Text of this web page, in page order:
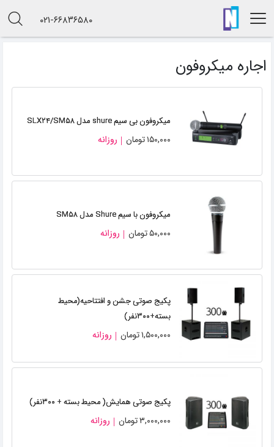
۰۲۱-۶۶۸۳۶۵۸۰
اجاره میکروفون
میکروفون بی سیم shure مدل SLX۲۴/SM۵۸
۱۵۰,۰۰۰تومان روزانه
میکروفون با سیم Shure مدل SM۵۸
۵۰,۰۰۰تومان روزانه
پکیج صوتی جشن‌ و افتتاحیه(محیط‌
بسته+۳۰۰نفر)
۱,۵۰۰,۰۰۰تومان روزانه
پکیج صوتی همایش( محیط‌ بسته + ۳۰۰نفر)
۳,۰۰۰,۰۰۰تومان روزانه